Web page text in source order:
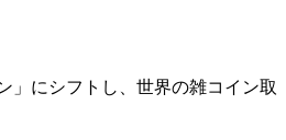
」にシフトし、世界の雑コイン取